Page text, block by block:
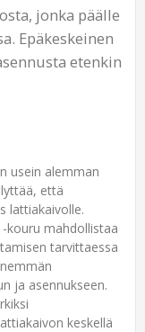
jonka päälle
Epäkeskeinen
etenkin
usein alemman
että
lattiakaivolle.
-kouru mahdollistaa
tarvittaessa
ja asennukseen.
keskellä